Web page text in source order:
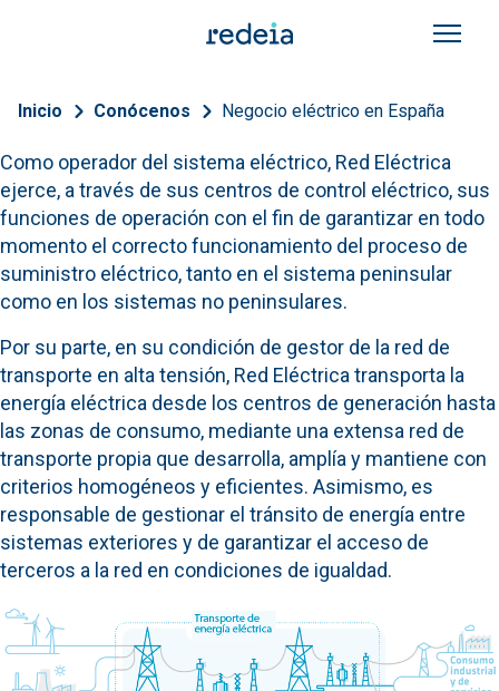
Sobrescribir enlaces de
Inicio Conócenos Negocio eléctrico en España
Como operador del sistema eléctrico, Red Eléctrica
ejerce, a través de sus centros de control eléctrico, sus
funciones de operación con el fin de garantizar en todo
momento el correcto funcionamiento del proceso de
suministro eléctrico, tanto en el sistema peninsular
como en los sistemas no peninsulares.
Por su parte, en su condición de gestor de la red de
transporte en alta tensión, Red Eléctrica transporta la
energía eléctrica desde los centros de generación hasta
las zonas de consumo, mediante una extensa red de
transporte propia que desarrolla, amplía y mantiene con
criterios homogéneos y eficientes. Asimismo, es
responsable de gestionar el tránsito de energía entre
sistemas exteriores y de garantizar el acceso de
terceros a la red en condiciones de igualdad.